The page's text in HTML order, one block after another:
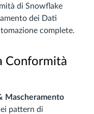
di Snowflake
dei Dati
complete.
Conformità
Mascheramento
pattern di